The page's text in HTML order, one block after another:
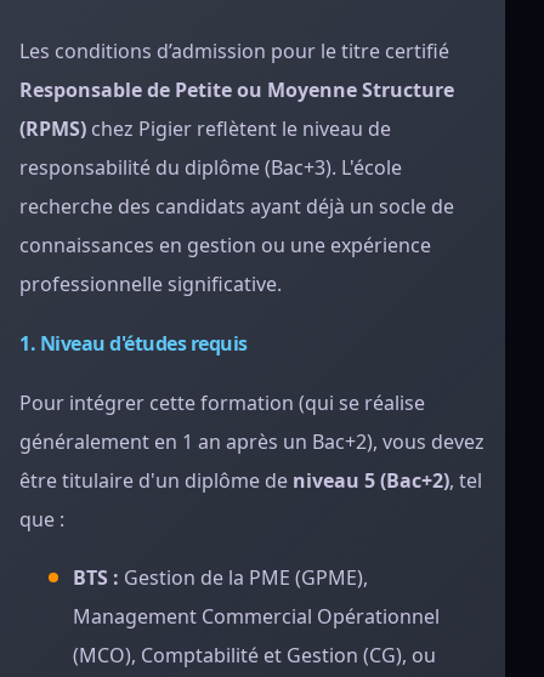
Les conditions d’admission pour le titre certifié
Responsable de Petite ou Moyenne Structure
(RPMS) chez Pigier reflètent le niveau de
responsabilité du diplôme (Bac+3). L'école
recherche des candidats ayant déjà un socle de
connaissances en gestion ou une expérience
professionnelle significative.
1. Niveau d'études requis
Pour intégrer cette formation (qui se réalise
généralement en 1 an après un Bac+2), vous devez
être titulaire d'un diplôme de niveau 5 (Bac+2), tel
que :
BTS : Gestion de la PME (GPME),
Management Commercial Opérationnel
(MCO), Comptabilité et Gestion (CG), ou